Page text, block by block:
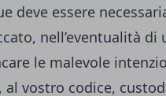
deve essere
nell’eventualità
le malevole
vostro codice,